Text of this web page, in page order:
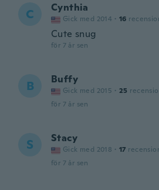
C Cynthia
Gick med 2014 · 16
Cute snug
för 7 år sen
B Buffy
Gick med 2015 · 25
för 7 år sen
S Stacy
Gick med 2018 · 17
för 7 år sen